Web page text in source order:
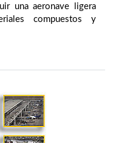
una aeronave ligera
compuestos y